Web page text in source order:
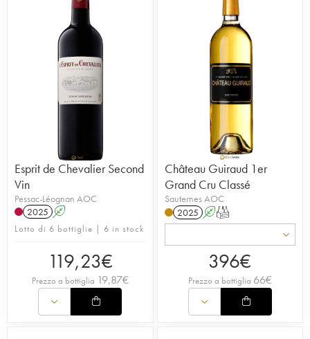
Esprit de Chevalier Second
Vin
Pessac-Léognan AOC
2025 A
Lotto di 6 bottiglie | 6 in stock
119,23€
Prezzo a bottiglia 19,87€
Château Guiraud 1er
Grand Cru Classé
Sauternes AOC
2025 AT
396€
Prezzo a bottiglia 66€